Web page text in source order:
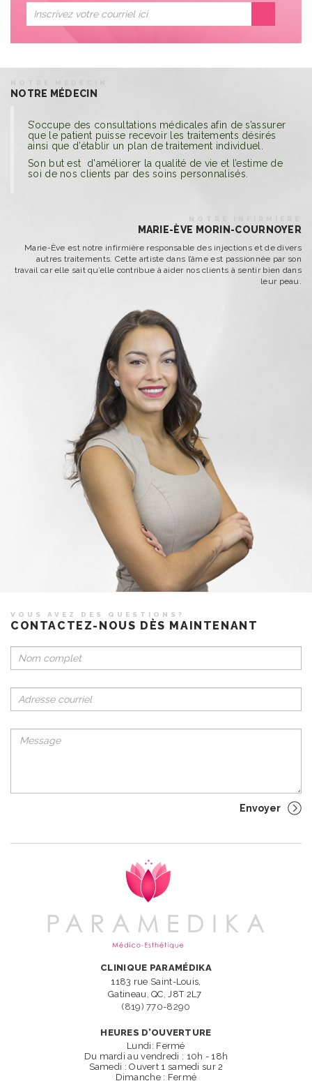
NOTRE MÉDECIN
S’occupe des consultations médicales afin de s’assurer
que le patient puisse recevoir les traitements désirés
ainsi que d’établir un plan de traitement individuel.
Son but est d'améliorer la qualité de vie et l’estime de
soi de nos clients par des soins personnalisés.
MARIE-ÈVE MORIN-COURNOYER
Marie-Ève est notre infirmière responsable des injections et de divers
autres traitements. Cette artiste dans l’âme est passionnée par son
travail car elle sait qu’elle contribue à aider nos clients à sentir bien dans
leur peau.
VOUS AVEZ DES QUESTIONS?
CONTACTEZ-NOUS DÈS MAINTENANT
CLINIQUE PARAMÉDIKA
1183 rue Saint-Louis,
Gatineau, QC, J8T 2L7
(819) 770-8290
HEURES D’OUVERTURE
Lundi: Fermé
Du mardi au vendredi : 10h - 18h
Samedi : Ouvert 1 samedi sur 2
Dimanche : Fermé